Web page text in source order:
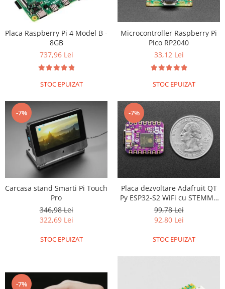
Placa Raspberry Pi 4 Model B -
8GB
737,96 Lei
STOC EPUIZAT
Microcontroller Raspberry Pi
Pico RP2040
33,12 Lei
STOC EPUIZAT
-7%
Carcasa stand Smarti Pi Touch
Pro
346,98 Lei
322,69 Lei
STOC EPUIZAT
-7%
Placa dezvoltare Adafruit QT
Py ESP32-S2 WiFi cu STEMMA
QT
99,78 Lei
92,80 Lei
STOC EPUIZAT
-7%